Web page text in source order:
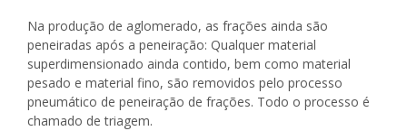
Na produção de aglomerado, as frações ainda são
peneiradas após a peneiração: Qualquer material
superdimensionado ainda contido, bem como material
pesado e material fino, são removidos pelo processo
pneumático de peneiração de frações. Todo o processo é
chamado de triagem.